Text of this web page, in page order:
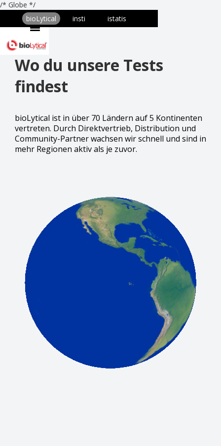
/* Globe */
bioLytical
insti istatis
Wo du unsere Tests
findest
bioLytical ist in über 70 Ländern auf 5 Kontinenten
vertreten. Durch Direktvertrieb, Distribution und
Community-Partner wachsen wir schnell und sind in
mehr Regionen aktiv als je zuvor.